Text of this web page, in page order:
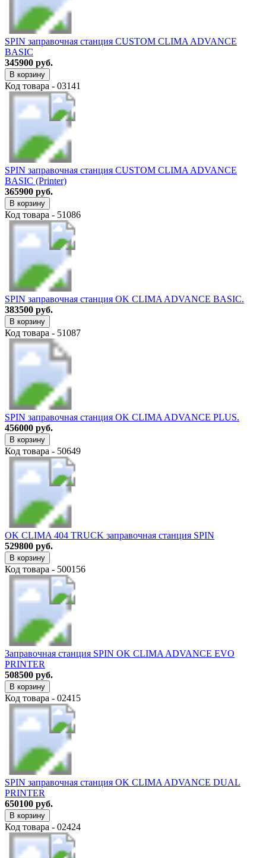
SPIN заправочная станция CUSTOM CLIMA ADVANCE
BASIC
345900 руб.
В корзину
Код товара - 03141
SPIN заправочная станция CUSTOM CLIMA ADVANCE
BASIC (Printer)
365900 руб.
В корзину
Код товара - 51086
SPIN заправочная станция OK CLIMA ADVANCE BASIC.
383500 руб.
В корзину
Код товара - 51087
SPIN заправочная станция OK CLIMA ADVANCE PLUS.
456000 руб.
В корзину
Код товара - 50649
OK CLIMA 404 TRUCK заправочная станция SPIN
529800 руб.
В корзину
Код товара - 500156
Заправочная станция SPIN OK CLIMA ADVANCE EVO
PRINTER
508500 руб.
В корзину
Код товара - 02415
SPIN заправочная станция OK CLIMA ADVANCE DUAL
PRINTER
650100 руб.
В корзину
Код товара - 02424